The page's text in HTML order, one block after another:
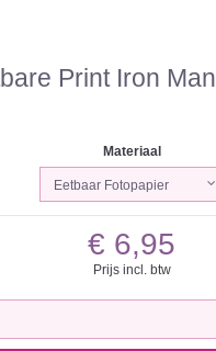
Print Iron
Materiaal
€ 6,95
Prijs incl. btw